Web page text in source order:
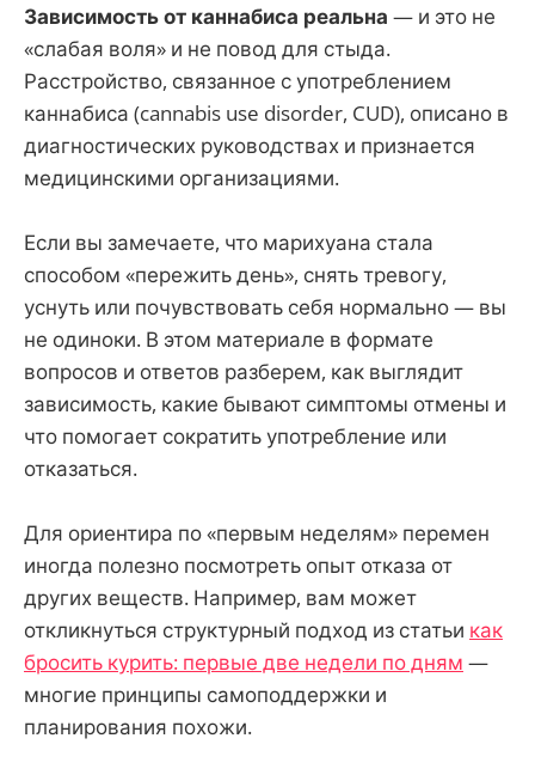
Зависимость от каннабиса реальна — и это не
«слабая воля» и не повод для стыда.
Расстройство, связанное с употреблением
каннабиса (cannabis use disorder, CUD), описано в
диагностических руководствах и признается
медицинскими организациями.
Если вы замечаете, что марихуана стала
способом «пережить день», снять тревогу,
уснуть или почувствовать себя нормально — вы
не одиноки. В этом материале в формате
вопросов и ответов разберем, как выглядит
зависимость, какие бывают симптомы отмены и
что помогает сократить употребление или
отказаться.
Для ориентира по «первым неделям» перемен
иногда полезно посмотреть опыт отказа от
других веществ. Например, вам может
откликнуться структурный подход из статьи как
бросить курить: первые две недели по дням —
многие принципы самоподдержки и
планирования похожи.